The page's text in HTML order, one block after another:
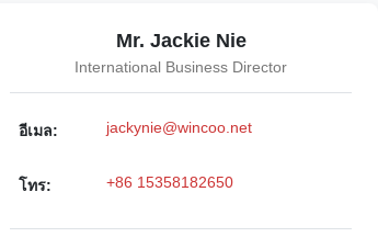
Mr. Jackie Nie
International Business Director
อีเมล: jackynie@wincoo.net
โทร: +86 15358182650